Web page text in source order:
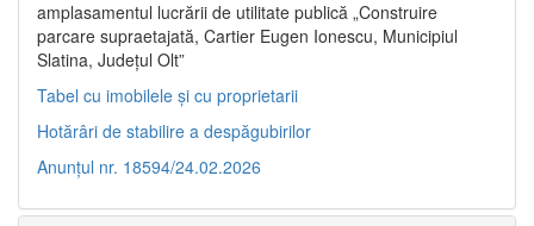
amplasamentul lucrării de utilitate publică „Construire
parcare supraetajată, Cartier Eugen Ionescu, Municipiul
Slatina, Județul Olt”
Tabel cu imobilele și cu proprietarii
Hotărâri de stabilire a despăgubirilor
Anunțul nr. 18594/24.02.2026